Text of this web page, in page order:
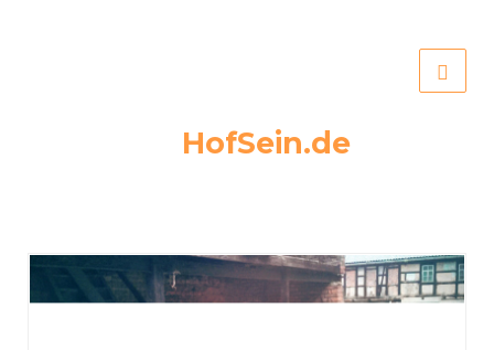
HofSein.de